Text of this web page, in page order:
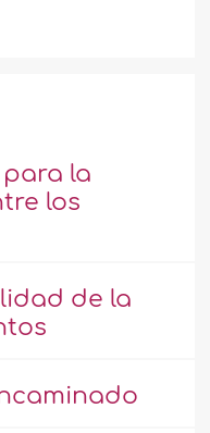
para la
los
de la